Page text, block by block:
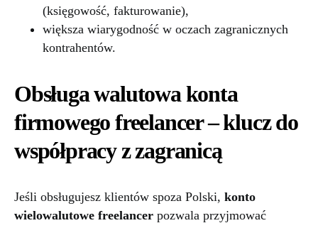
(księgowość, fakturowanie),
większa wiarygodność w oczach zagranicznych
kontrahentów.
Obsługa walutowa konta
firmowego freelancer – klucz do
współpracy z zagranicą
Jeśli obsługujesz klientów spoza Polski, konto
wielowalutowe freelancer pozwala przyjmować